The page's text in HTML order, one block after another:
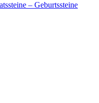
– Geburtssteine